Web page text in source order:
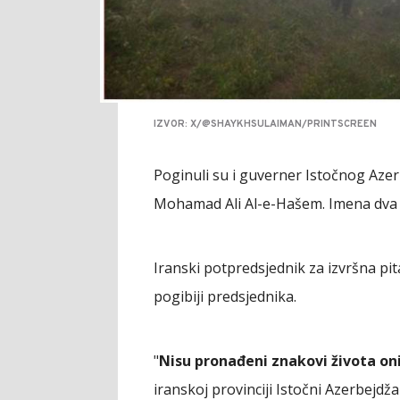
IZVOR: X/@SHAYKHSULAIMAN/PRINTSCREEN
Poginuli su i guverner Istočnog
Mohamad Ali Al-e-Hašem. Imena
Iranski potpredsjednik za izvršna
pogibiji predsjednika.
"Nisu pronađeni znakovi života
iranskoj provinciji Istočni